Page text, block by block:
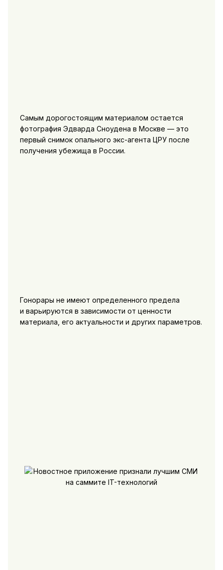
Самым дорогостоящим материалом остается
фотография Эдварда Сноудена в Москве — это
первый снимок опального экс-агента ЦРУ после
получения убежища в России.
Гонорары не имеют определенного предела
и варьируются в зависимости от ценности
материала, его актуальности и других параметров.